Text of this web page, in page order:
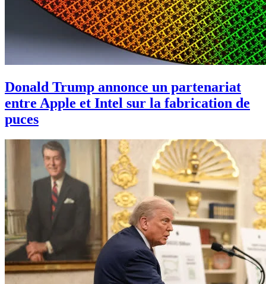
Donald Trump annonce un partenariat
entre Apple et Intel sur la fabrication de
puces